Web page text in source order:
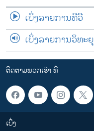
ເບິ່ງລາຍການທີວີ
ເບິ່ງລາຍການວິທະຍຸ
ຕິດຕາມພວກເຮົາ ທີ່
ເບິ່ງ